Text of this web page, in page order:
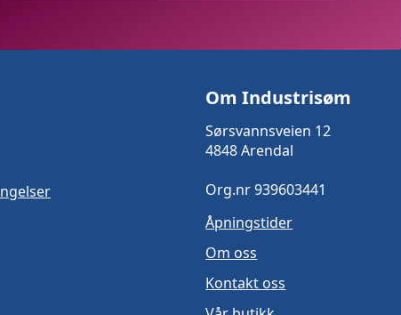
Om Industrisøm
Sørsvannsveien 12
4848 Arendal
Org.nr 939603441
Åpningstider
Om oss
Kontakt oss